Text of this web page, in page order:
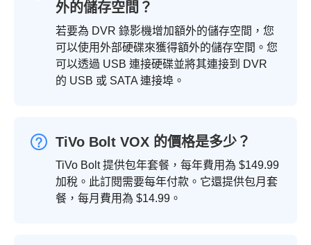
外的儲存空間？
若要為 DVR 錄影機增加額外的儲存空間，您
可以使用外部硬碟來獲得額外的儲存空間。您
可以透過 USB 連接硬碟並將其連接到 DVR
的 USB 或 SATA 連接埠。
TiVo Bolt VOX 的價格是多少？
TiVo Bolt 提供包年套餐，每年費用為 $149.99
加稅。此訂閱需要每年付款。它還提供包月套
餐，每月費用為 $14.99。